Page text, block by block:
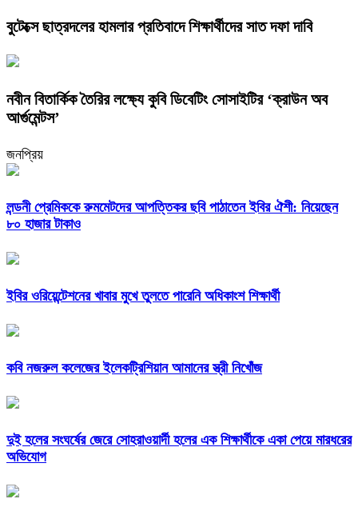
বুটেক্সে ছাত্রদলের হামলার প্রতিবাদে শিক্ষার্থীদের সাত দফা দাবি
নবীন বিতার্কিক তৈরির লক্ষ্যে কুবি ডিবেটিং সোসাইটির ‘ক্রাউন অব
আর্গুমেন্টস’
জনপ্রিয়
লন্ডনী প্রেমিককে রুমমেটদের আপত্তিকর ছবি পাঠাতেন ইবির ঐশী: নিয়েছেন
৮০ হাজার টাকাও
ইবির ওরিয়েন্টেশনের খাবার মুখে তুলতে পারেনি অধিকাংশ শিক্ষার্থী
কবি নজরুল কলেজের ইলেকট্রিশিয়ান আমানের স্ত্রী নিখোঁজ
দুই হলের সংঘর্ষের জেরে সোহরাওয়ার্দী হলের এক শিক্ষার্থীকে একা পেয়ে মারধরের
অভিযোগ